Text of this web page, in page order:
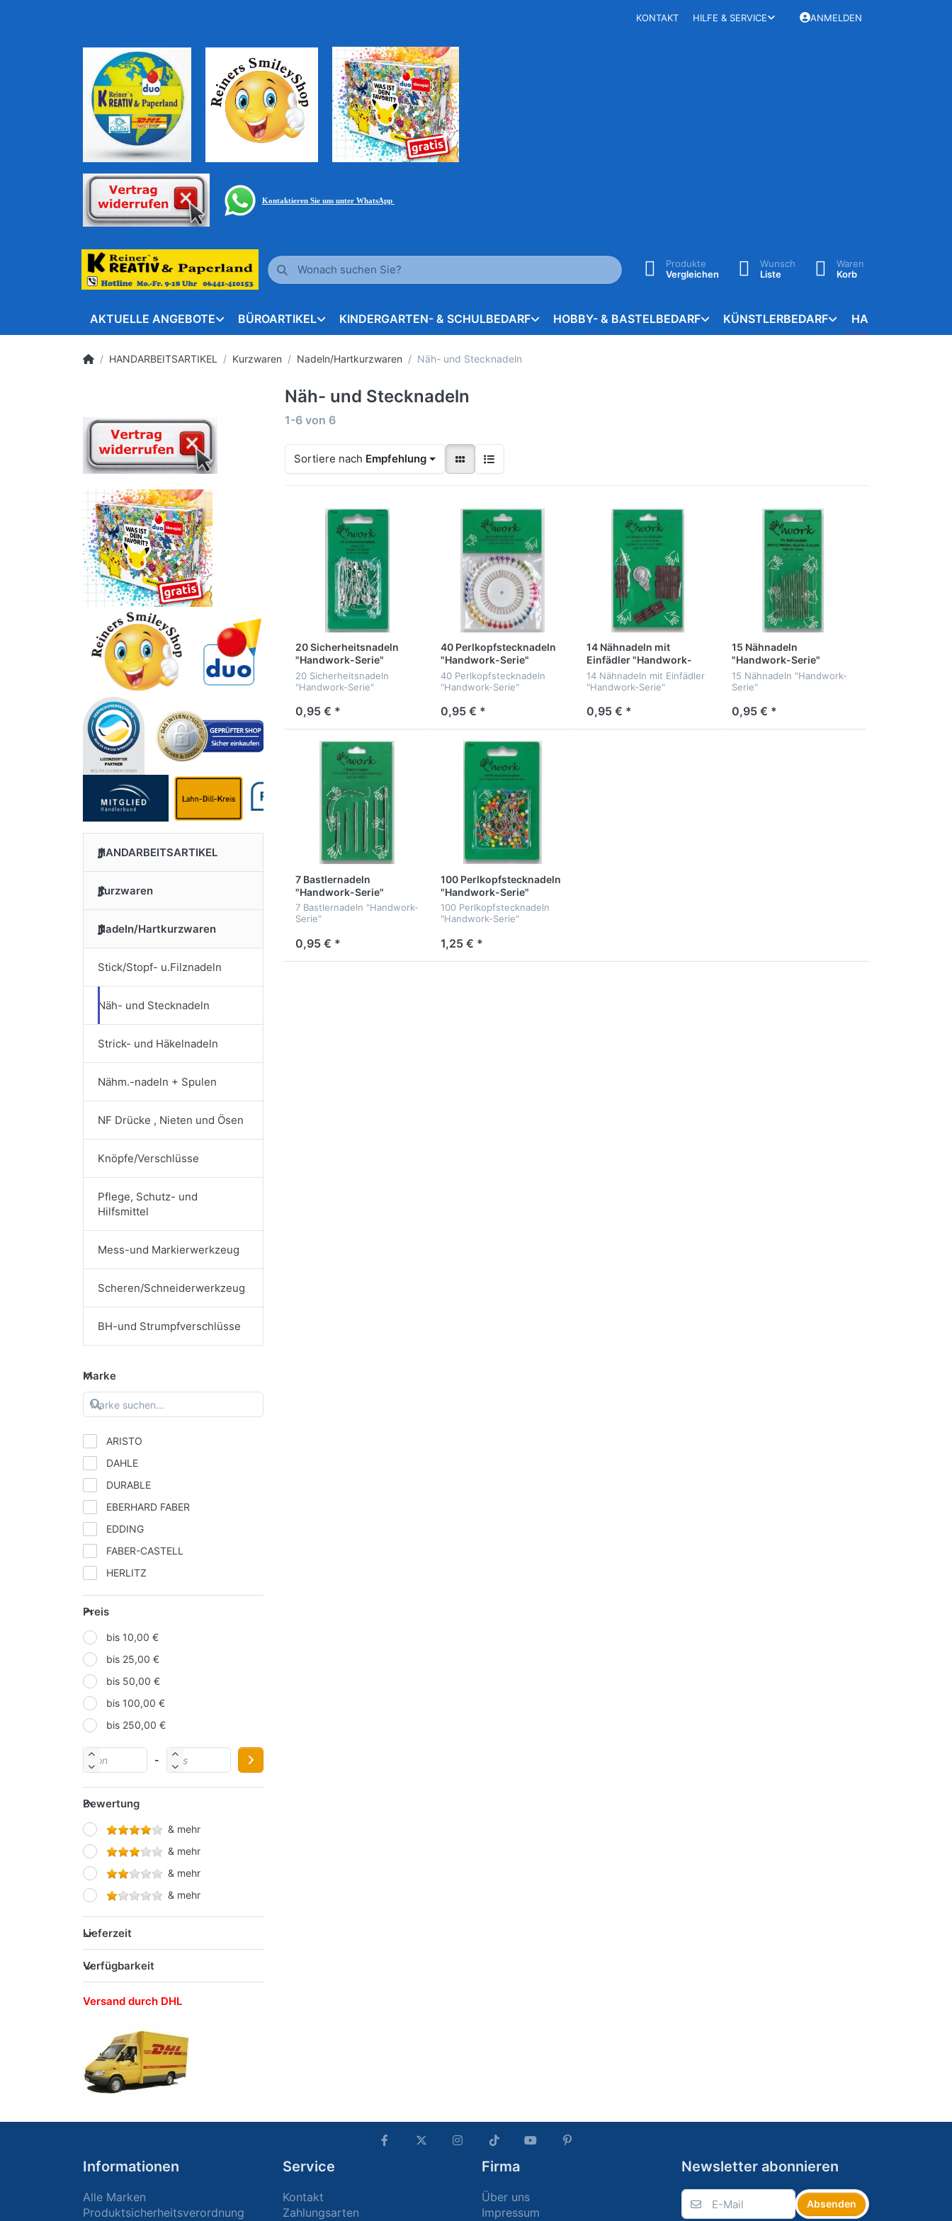
KONTAKT HILFE & SERVICE ANMELDEN
Kontaktieren Sie uns unter WhatsApp
Produkte
Vergleichen
Wunsch
Liste
Waren
Korb
AKTUELLE ANGEBOTE BÜROARTIKEL KINDERGARTEN- & SCHULBEDARF HOBBY- & BASTELBEDARF KÜNSTLERBEDARF
HANDARBEITSARTIKEL Kurzwaren Nadeln/Hartkurzwaren Näh- und Stecknadeln
HANDARBEITSARTIKEL
Kurzwaren
Nadeln/Hartkurzwaren
Stick/Stopf- u.Filznadeln
Näh- und Stecknadeln
Strick- und Häkelnadeln
Nähm.-nadeln + Spulen
NF Drücke , Nieten und Ösen
Knöpfe/Verschlüsse
Pflege, Schutz- und
Hilfsmittel
Mess-und Markierwerkzeug
Scheren/Schneiderwerkzeug
BH-und Strumpfverschlüsse
Marke
ARISTO
DAHLE
DURABLE
EBERHARD FABER
EDDING
FABER-CASTELL
HERLITZ
IDENA
KORES
LAMY
MOLOTOW
NOVUS
ONLINE
PAGNA
PELIKAN
SCHNEIDER
STAEDTLER
STARPAK
Werner Dorsch GmbH
Preis
bis 10,00 €
bis 25,00 €
bis 50,00 €
bis 100,00 €
bis 250,00 €
-
Bewertung
& mehr
& mehr
& mehr
& mehr
Lieferzeit
Verfügbarkeit
Versand durch DHL
Näh- und Stecknadeln
1-6 von 6
Sortiere nach Empfehlung
20 Sicherheitsnadeln
"Handwork-Serie"
20 Sicherheitsnadeln
"Handwork-Serie"
0,95 € *
40 Perlkopfstecknadeln
"Handwork-Serie"
40 Perlkopfstecknadeln
"Handwork-Serie"
0,95 € *
14 Nähnadeln mit
Einfädler "Handwork-
Serie"
14 Nähnadeln mit Einfädler
"Handwork-Serie"
0,95 € *
15 Nähnadeln
"Handwork-Serie"
15 Nähnadeln "Handwork-
Serie"
0,95 € *
7 Bastlernadeln
"Handwork-Serie"
7 Bastlernadeln "Handwork-
Serie"
0,95 € *
100 Perlkopfstecknadeln
"Handwork-Serie"
100 Perlkopfstecknadeln
"Handwork-Serie"
1,25 € *
Informationen
Alle Marken
Produktsicherheitsverordnung
Service
Kontakt
Zahlungsarten
Firma
Über uns
Impressum
Newsletter abonnieren
Absenden